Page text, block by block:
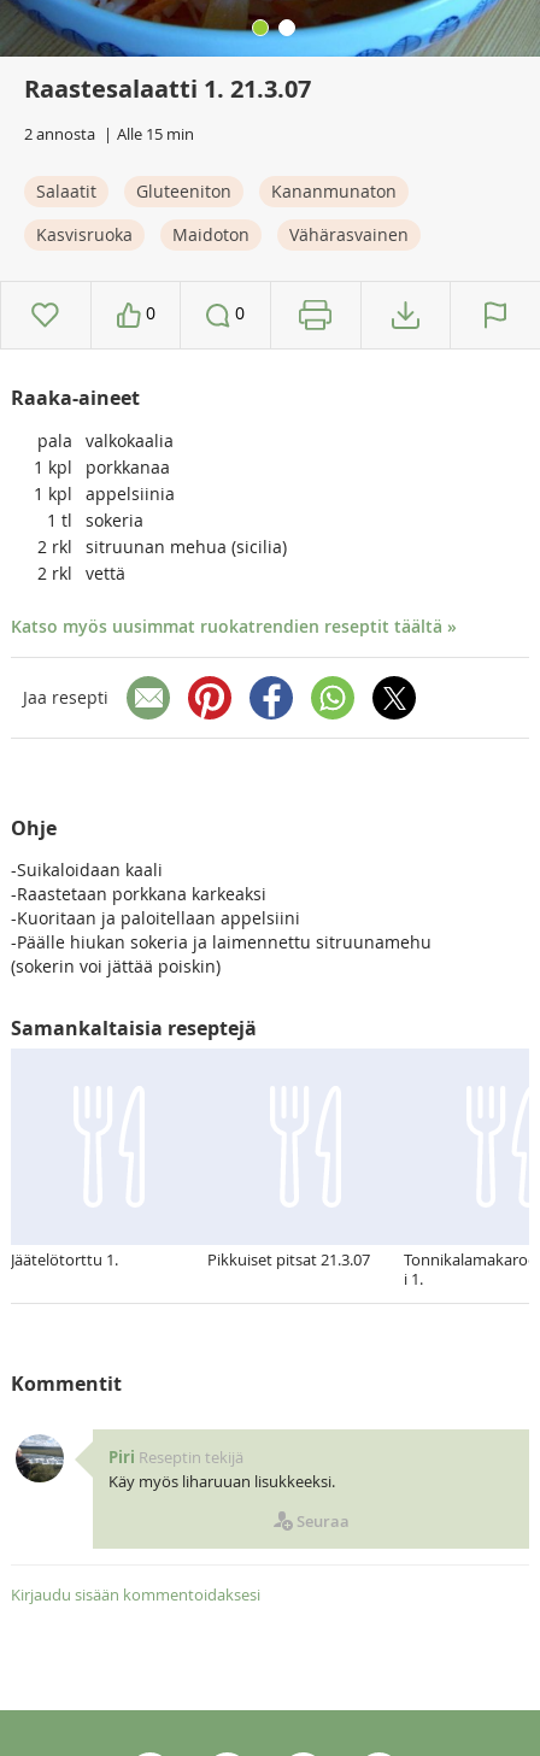
Raastesalaatti 1. 21.3.07
2 annosta Alle 15 min
Salaatit Gluteeniton
Kananmunaton
Kasvisruoka
Maidoton Vähärasvainen
0 0
Raaka-aineet
pala
valkokaalia
1 kpl
porkkanaa
1 kpl
appelsiinia
1 tl
sokeria
2 rkl
sitruunan mehua (sicilia)
2 rkl vettä
Katso myös uusimmat ruokatrendien reseptit täältä »
Jaa resepti
Ohje
-Suikaloidaan kaali
-Raastetaan porkkana karkeaksi
-Kuoritaan ja paloitellaan appelsiini
-Päälle hiukan sokeria ja laimennettu sitruunamehu
(sokerin voi jättää poiskin)
Samankaltaisia reseptejä
Jäätelötorttu 1. Pikkuiset pitsat 21.3.07
i 1.
Kommentit
Piri Reseptin tekijä
Käy myös liharuuan lisukkeeksi.
Seuraa
Kirjaudu sisään kommentoidaksesi